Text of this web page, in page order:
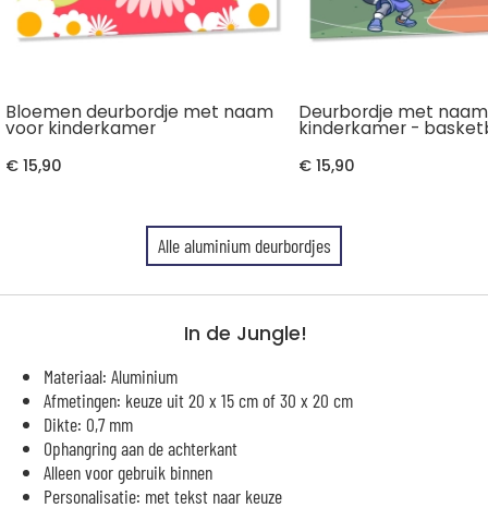
Bloemen deurbordje met naam
voor kinderkamer
€ 15,90
Deurbordje met
kinderkamer -
€ 15,90
Alle aluminium deurbordjes
In de Jungle!
Materiaal: Aluminium
Afmetingen: keuze uit 20 x 15 cm of 30 x 20 cm
Dikte: 0,7 mm
Ophangring aan de achterkant
Alleen voor gebruik binnen
Personalisatie: met tekst naar keuze